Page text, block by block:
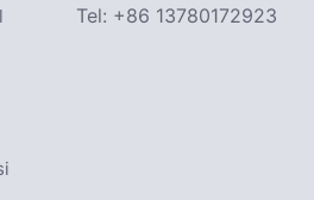
Tel: +86 13780172923